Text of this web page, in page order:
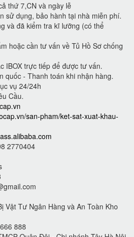
thứ 7,CN và ngày lễ
sử dụng, bảo hành tại nhà miễn phí.
và đã kiểm tra kĩ lưỡng (có thể
hoặc cần tư vấn về Tủ Hồ Sơ chống
IBOX trực tiếp để được tư vấn.
quốc - Thanh toán khi nhận hàng.
vụ 24/24h
Cầu.
san-pham/ket-sat-xuat-khau-
2770404
Vật Tư Ngân Hàng và An Toàn Kho
888